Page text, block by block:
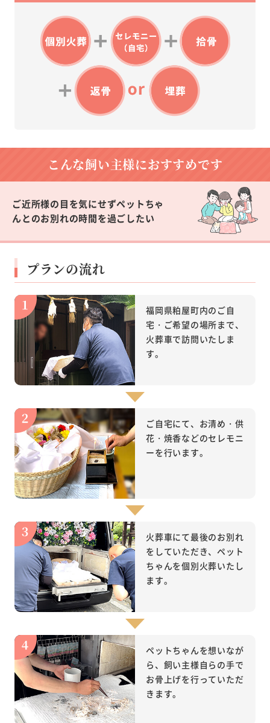
こんな飼い主様におすすめです
ご近所様の目を気にせずペットちゃ
んとのお別れの時間を過ごしたい
プランの流れ
福岡県粕屋町内のご自
宅・ご希望の場所まで、
火葬車で訪問いたしま
す。
ご自宅にて、お清め・供
花・焼香などのセレモニ
ーを行います。
火葬車にて最後のお別れ
をしていただき、ペット
ちゃんを個別火葬いたし
ます。
ペットちゃんを想いなが
ら、飼い主様自らの手で
お骨上げを行っていただ
きます。